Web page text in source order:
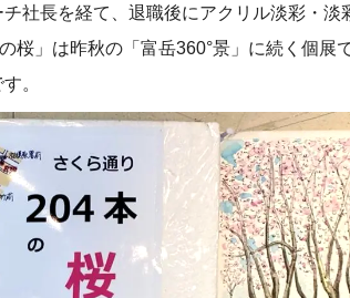
社長を経て、退職後にアクリル淡彩・淡
桜」は昨秋の「富岳360°景」に続く個展
。